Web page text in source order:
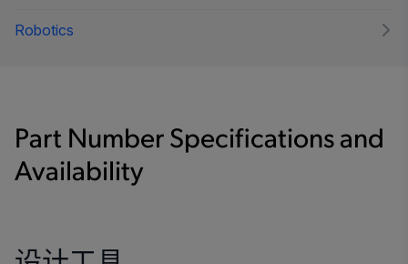
Robotics
Part Number Specifications and
Availability